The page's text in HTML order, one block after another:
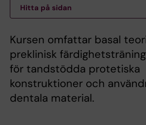
Hitta på sidan
Kursen omfattar basal
preklinisk
för tandstödda protetiska
konstruktioner och
dentala material.